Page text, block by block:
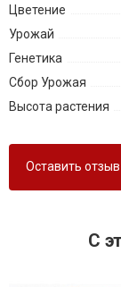
Цветение
Урожай
Генетика
Сбор Урожая
Высота растения
Оставить отзыв
C